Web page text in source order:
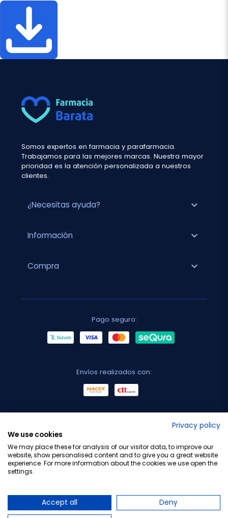
Somos expertos en farmacia y parafarmacia.
Trabajamos para las mejores marcas. Nuestra mayor
prioridad es la atención personalizada a nuestros
clientes.
¿Necesitas ayuda? expand_more
Información expand_more
Compra expand_more
Pago seguro:
Envíos realizados con:
Privacy policy
We use cookies
We may place these for analysis of our visitor data, to improve our
website, show personalised content and to give you a great website
experience. For more information about the cookies we use open the
settings.
Accept all
Deny